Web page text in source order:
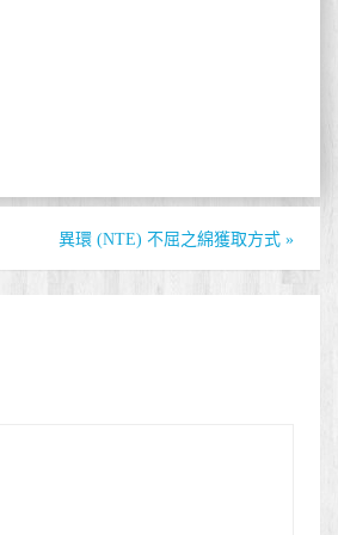
異環 (NTE) 不屈之綿‌獲取方式 »